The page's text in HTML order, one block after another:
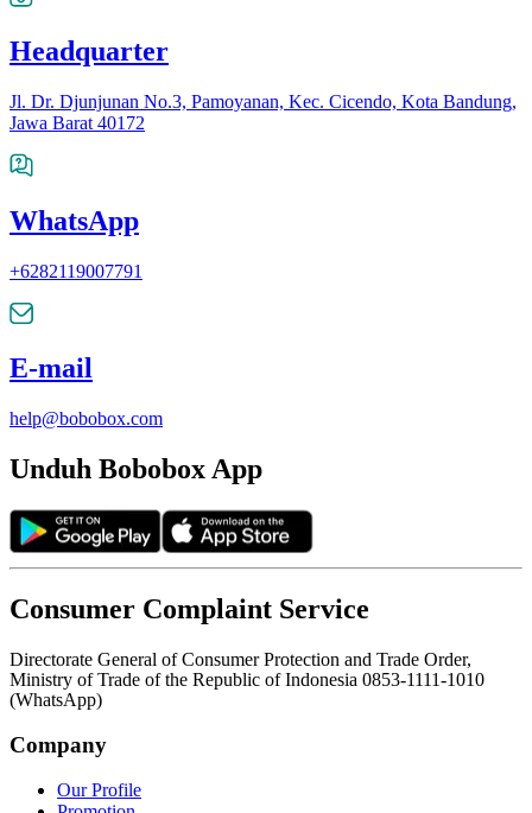
Headquarter
Jl. Dr. Djunjunan No.3, Pamoyanan, Kec. Cicendo, Kota Bandung,
Jawa Barat 40172
WhatsApp
+6282119007791
E-mail
help@bobobox.com
Unduh Bobobox App
Consumer Complaint Service
Directorate General of Consumer Protection and Trade Order,
Ministry of Trade of the Republic of Indonesia 0853-1111-1010
(WhatsApp)
Company
Our Profile